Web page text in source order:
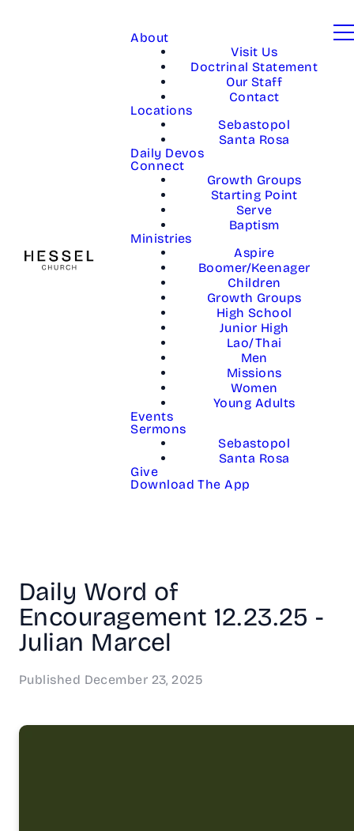
About
Visit Us
Doctrinal Statement
Our Staff
Contact
Locations
Sebastopol
Santa Rosa
Daily Devos
Connect
Growth Groups
Starting Point
Serve
Baptism
Ministries
Aspire
Boomer/Keenager
Children
Growth Groups
High School
Junior High
Lao/Thai
Men
Missions
Women
Young Adults
Events
Sermons
Sebastopol
Santa Rosa
Give
Download The App
Daily Word of
Encouragement 12.23.25 -
Julian Marcel
Published December 23, 2025